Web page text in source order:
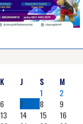
K J S
M
1
2
6 7 8
9
13 14 15
16